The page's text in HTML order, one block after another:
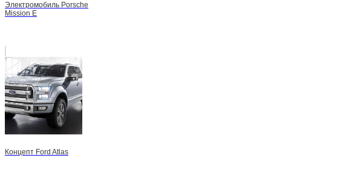
Электромобиль Porsche
Mission E
Концепт Ford Atlas